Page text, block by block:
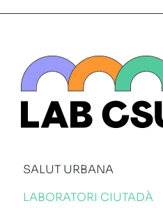
SALUT URBANA
LABORATORI CIUTADÀ